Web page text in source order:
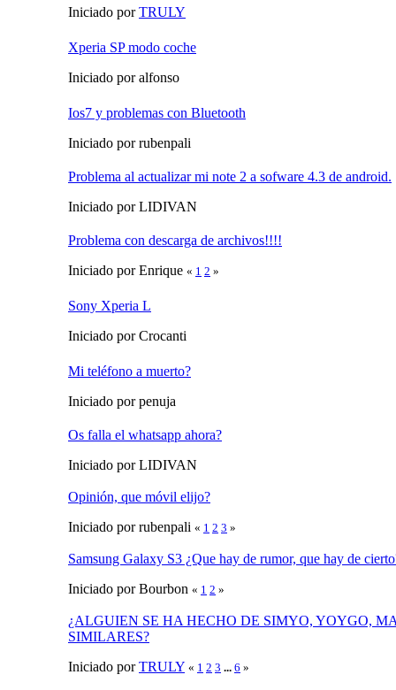
Iniciado porTRULY
Xperia SP modo coche
Iniciado por alfonso
Ios7 y problemas con Bluetooth
Iniciado por rubenpali
Problema al actualizar mi note 2 a sofware 4.3 de android.
Iniciado por LIDIVAN
Problema con descarga de archivos!!!!
Iniciado por Enrique « 1 2 »
Sony Xperia L
Iniciado por Crocanti
Mi teléfono a muerto?
Iniciado por penuja
Os falla el whatsapp ahora?
Iniciado por LIDIVAN
Opinión, que móvil elijo?
Iniciado por rubenpali « 1 2 3 »
Samsung Galaxy S3 ¿Que hay de rumor, que hay de
Iniciado por Bourbon « 1 2 »
¿ALGUIEN SE HA HECHO DE SIMYO, YOYGO,
SIMILARES?
Iniciado porTRULY « 1 2 3 ... 6 »